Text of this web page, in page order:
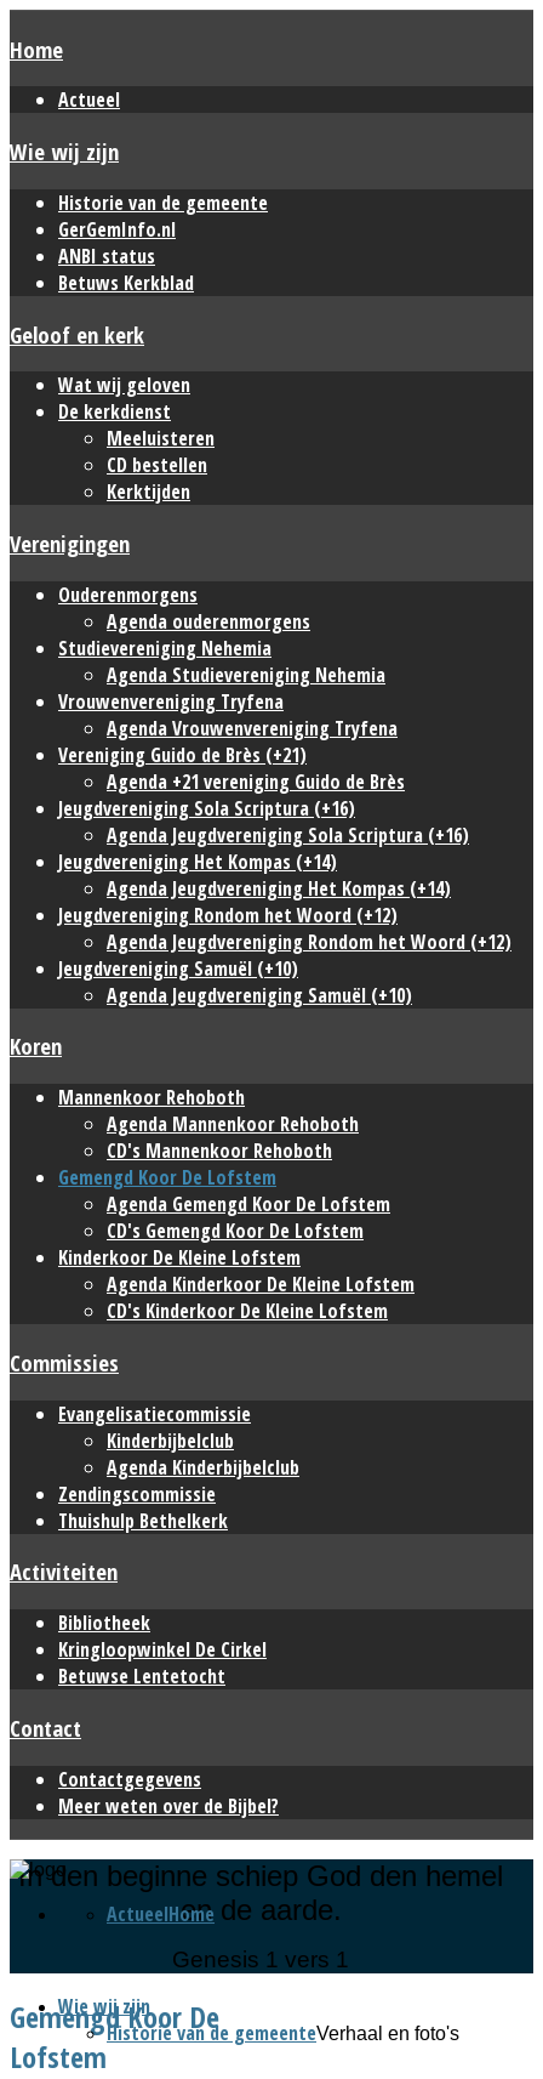
Home
Actueel
Wie wij zijn
Historie van de gemeente
GerGemInfo.nl
ANBI status
Betuws Kerkblad
Geloof en kerk
Wat wij geloven
De kerkdienst
Meeluisteren
CD bestellen
Kerktijden
Verenigingen
Ouderenmorgens
Agenda ouderenmorgens
Studievereniging Nehemia
Agenda Studievereniging Nehemia
Vrouwenvereniging Tryfena
Agenda Vrouwenvereniging Tryfena
Vereniging Guido de Brès (+21)
Agenda +21 vereniging Guido de Brès
Jeugdvereniging Sola Scriptura (+16)
Agenda Jeugdvereniging Sola Scriptura (+16)
Jeugdvereniging Het Kompas (+14)
Agenda Jeugdvereniging Het Kompas (+14)
Jeugdvereniging Rondom het Woord (+12)
Agenda Jeugdvereniging Rondom het Woord (+12)
Jeugdvereniging Samuël (+10)
Agenda Jeugdvereniging Samuël (+10)
Koren
Mannenkoor Rehoboth
Agenda Mannenkoor Rehoboth
CD's Mannenkoor Rehoboth
Gemengd Koor De Lofstem
Agenda Gemengd Koor De Lofstem
CD's Gemengd Koor De Lofstem
Kinderkoor De Kleine Lofstem
Agenda Kinderkoor De Kleine Lofstem
CD's Kinderkoor De Kleine Lofstem
Commissies
Evangelisatiecommissie
Kinderbijbelclub
Agenda Kinderbijbelclub
Zendingscommissie
Thuishulp Bethelkerk
Activiteiten
Bibliotheek
Kringloopwinkel De Cirkel
Betuwse Lentetocht
Contact
Contactgegevens
Meer weten over de Bijbel?
Home
Actueel
Wie wij zijn
Historie van de gemeenteVerhaal en foto's
In den beginne schiep God den hemel
en de aarde.
Genesis 1 vers 1
Gemengd Koor De
Lofstem